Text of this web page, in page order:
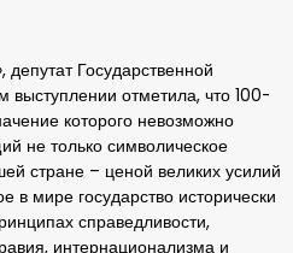
Государственной
выступлении отметила, что 100-
которого невозможно
не только символическое
стране – ценой великих усилий
в мире государство исторически
справедливости,
интернационализма и